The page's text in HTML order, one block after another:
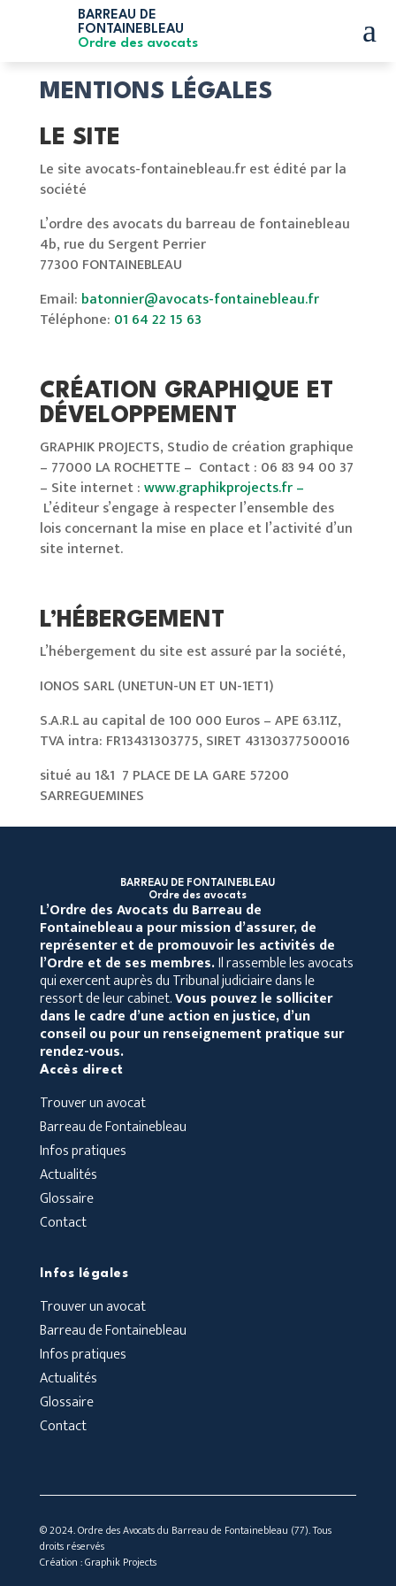
BARREAU DE
FONTAINEBLEAU
Ordre des avocats
a
MENTIONS LÉGALES
LE SITE
Le site avocats-fontainebleau.fr est édité par la
société
L’ordre des avocats du barreau de fontainebleau
4b, rue du Sergent Perrier
77300 FONTAINEBLEAU
Email: batonnier@avocats-fontainebleau.fr
Téléphone: 01 64 22 15 63
CRÉATION GRAPHIQUE ET
DÉVELOPPEMENT
GRAPHIK PROJECTS, Studio de création graphique
– 77000 LA ROCHETTE – Contact : 06 83 94 00 37
– Site internet :www.graphikprojects.fr –
L’éditeur s’engage à respecter l’ensemble des
lois concernant la mise en place et l’activité d’un
site internet.
L’HÉBERGEMENT
L’hébergement du site est assuré par la société,
IONOS SARL (UNETUN-UN ET UN-1ET1)
S.A.R.L au capital de 100 000 Euros – APE 63.11Z,
TVA intra: FR13431303775, SIRET 43130377500016
situé au 1&1 7 PLACE DE LA GARE 57200
SARREGUEMINES
BARREAU DE FONTAINEBLEAU
Ordre des avocats
L’Ordre des Avocats du Barreau de
Fontainebleaua pour mission d’assurer, de
représenter et de promouvoir les activités de
l’Ordre et de ses membres.Il rassemble les avocats
qui exercent auprès du Tribunal judiciaire dans le
ressort de leur cabinet.Vous pouvez le solliciter
dans le cadre d’une action en justice, d’un
conseil ou pour un renseignement pratique sur
rendez-vous.
Accès direct
Trouver un avocat
Barreau de Fontainebleau
Infos pratiques
Actualités
Glossaire
Contact
Infos légales
Trouver un avocat
Barreau de Fontainebleau
Infos pratiques
Actualités
Glossaire
Contact
© 2024. Ordre des Avocats du Barreau de Fontainebleau (77). Tous
droits réservés
Création :Graphik Projects